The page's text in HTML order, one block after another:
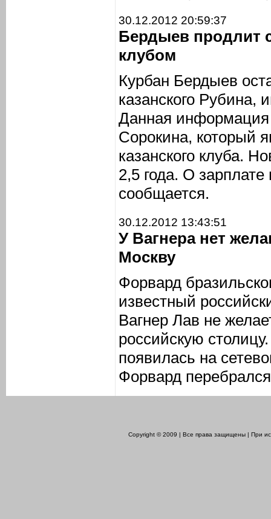
30.12.2012 20:59:37
Бердыев продлит
клубом
Курбан Бердыев
казанского
Данная информация
Сорокина, который
казанского клуба.
2,5 года. О
сообщается.
30.12.2012 13:43:51
У Вагнера нет
Москву
Форвард
известный
Вагнер Лав не
российскую
появилась на
Форвард
Copyright © 2009 | Все права защищены | При